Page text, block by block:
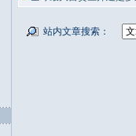
站内文章搜索：